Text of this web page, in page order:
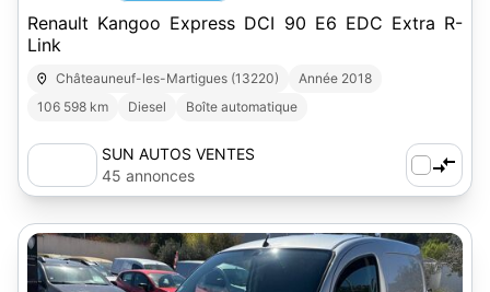
Renault Kangoo Express DCI 90 E6 EDC Extra R-
Link
Châteauneuf-les-Martigues (13220)
Année 2018
106 598 km
Diesel Boîte automatique
SUN AUTOS VENTES
45 annonces